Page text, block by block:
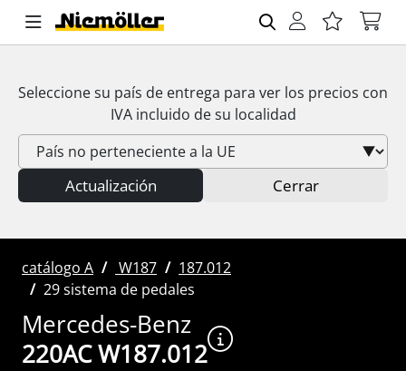
Seleccione su país de entrega para ver los precios con
IVAincluido de su localidad
Actualización Cerrar
catálogo A W187
187.012
29 sistema de pedales
Mercedes-Benz
220AC W187.012